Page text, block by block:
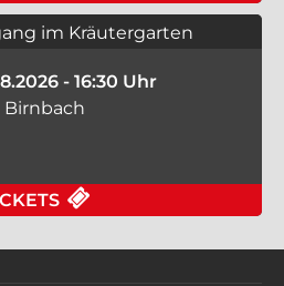
im Kräutergarten
- 16:30 Uhr
Birnbach